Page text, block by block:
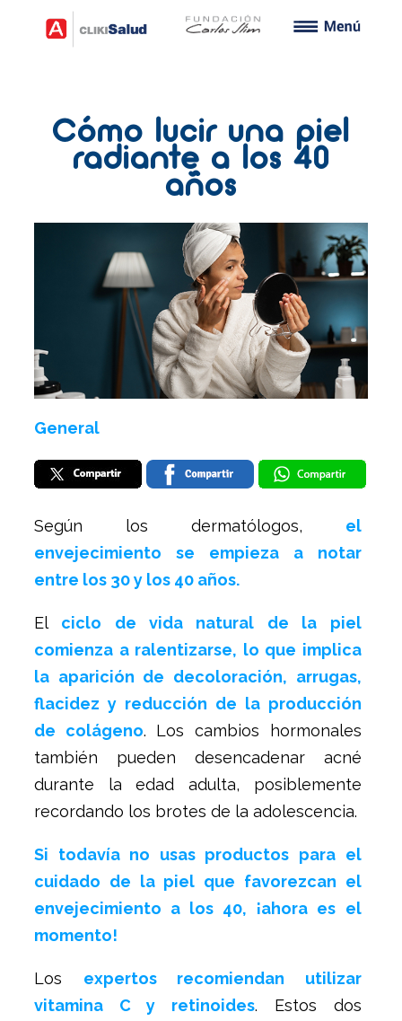
Cómo lucir una piel
radiante a los 40
años
General
Según los dermatólogos, el
envejecimiento se empieza a notar
entre los 30 y los 40 años.
El ciclo de vida natural de la piel
comienza a ralentizarse, lo que implica
la aparición de decoloración, arrugas,
flacidez y reducción de la producción
de colágeno. Los cambios hormonales
también pueden desencadenar acné
durante la edad adulta, posiblemente
recordando los brotes de la adolescencia.
Si todavía no usas productos para el
cuidado de la piel que favorezcan el
envejecimiento a los 40, ¡ahora es el
momento!
Los expertos recomiendan utilizar
vitamina C y retinoides. Estos dos